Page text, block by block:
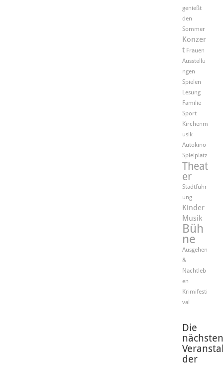
genießt
den
Sommer
Konzer
t Frauen
Ausstellu
ngen
Spielen
Lesung
Familie
Sport
Kirchenm
usik
Autokino
Spielplatz
Theat
er
Stadtführ
ung
Kinder
Musik
Büh
ne
Ausgehen
&
Nachtleb
en
Krimifesti
val
Die
nächsten
der